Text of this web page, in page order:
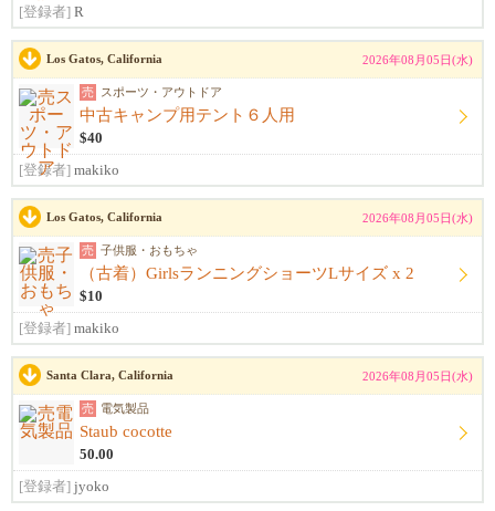
[登録者] R
Los Gatos, California 2026年08月05日(水)
売 スポーツ・アウトドア
中古キャンプ用テント６人用
$40
[登録者] makiko
Los Gatos, California 2026年08月05日(水)
売 子供服・おもちゃ
（古着）GirlsランニングショーツLサイズ x 2
$10
[登録者] makiko
Santa Clara, California 2026年08月05日(水)
売 電気製品
Staub cocotte
50.00
[登録者] jyoko